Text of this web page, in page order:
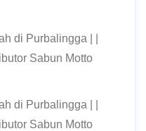
di Purbalingga | |
Sabun Motto
di Purbalingga | |
Sabun Motto